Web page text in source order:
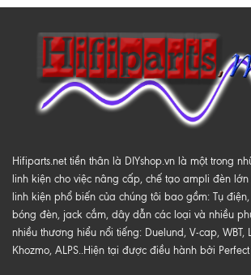
Hifiparts.net tiền thân là DIYshop.vn là một trong
linh kiện cho việc nâng cấp, chế tạo ampli đèn
linh kiện phổ biến của chúng tôi bao gồm: Tụ
bóng đèn, jack cắm, dây dẫn các loại và nhiều
nhiều thương hiểu nổi tiếng: Duelund, V-cap, WBT,
Khozmo, ALPS..Hiện tại được điều hành bởi